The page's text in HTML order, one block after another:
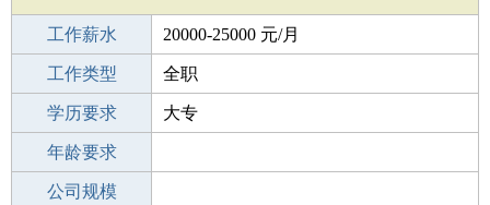
工作薪水 20000-25000 元/月
招聘人数 1人
工作类型 全职
性别要求 -
学历要求 大专
工作经验
年龄要求
工作地点
公司规模